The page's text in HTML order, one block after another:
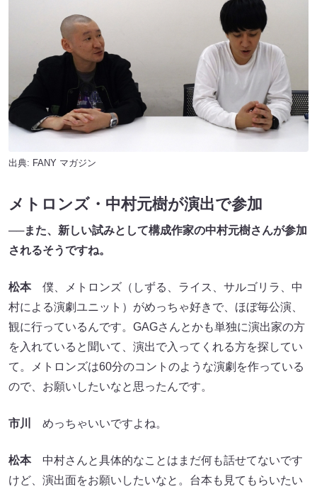
出典: FANY マガジン
メトロンズ・中村元樹が演出で参加
──また、新しい試みとして構成作家の中村元樹さんが参加
されるそうですね。
松本僕、メトロンズ（しずる、ライス、サルゴリラ、中
村による演劇ユニット）がめっちゃ好きで、ほぼ毎公演、
観に行っているんです。GAGさんとかも単独に演出家の方
を入れていると聞いて、演出で入ってくれる方を探してい
て。メトロンズは60分のコントのような演劇を作っている
ので、お願いしたいなと思ったんです。
市川 めっちゃいいですよね。
松本中村さんと具体的なことはまだ何も話せてないです
けど、演出面をお願いしたいなと。台本も見てもらいたい